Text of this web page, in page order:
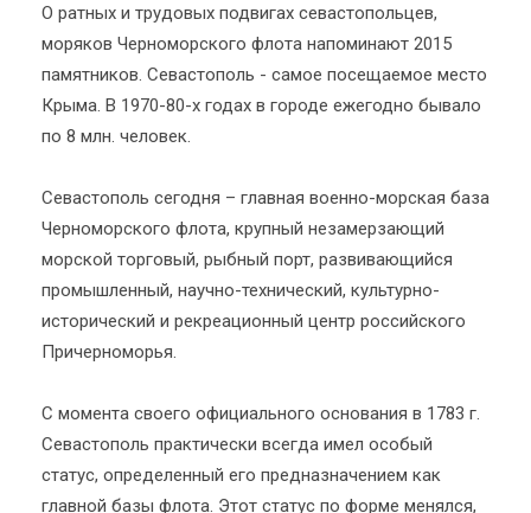
О ратных и трудовых подвигах севастопольцев,
моряков Черноморского флота напоминают 2015
памятников. Севастополь - самое посещаемое место
Крыма. В 1970-80-х годах в городе ежегодно бывало
по 8 млн. человек.
Севастополь сегодня – главная военно-морская база
Черноморского флота, крупный незамерзающий
морской торговый, рыбный порт, развивающийся
промышленный, научно-технический, культурно-
исторический и рекреационный центр российского
Причерноморья.
С момента своего официального основания в 1783 г.
Севастополь практически всегда имел особый
статус, определенный его предназначением как
главной базы флота. Этот статус по форме менялся,